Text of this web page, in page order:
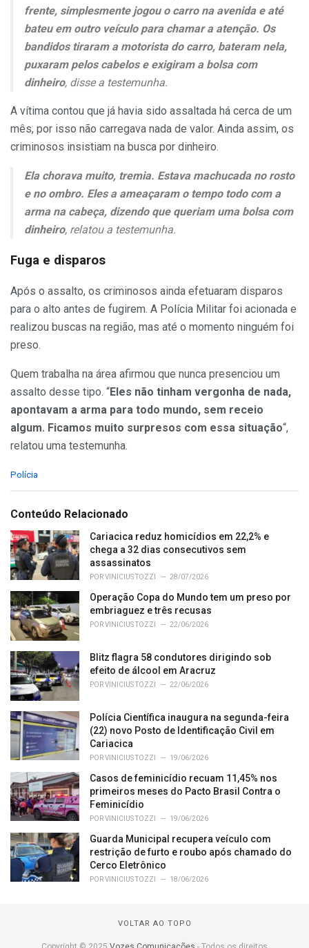
frente, simplesmente jogou o carro na avenida e até
bateu em outro veículo para chamar a atenção. Os
bandidos tiraram a motorista do carro, bateram nela,
puxaram pelos cabelos e exigiram a bolsa com
dinheiro, disse a testemunha.
A vítima contou que já havia sido assaltada há cerca de um
mês, por isso não carregava nada de valor. Ainda assim, os
criminosos insistiam na busca por dinheiro.
Ela chorava muito, tremia. Estava machucada no rosto
e no ombro. Eles a ameaçaram o tempo todo com a
arma na cabeça, dizendo que queriam uma bolsa com
dinheiro, relatou a testemunha.
Fuga e disparos
Após o assalto, os criminosos ainda efetuaram disparos
para o alto antes de fugirem. A Polícia Militar foi acionada e
realizou buscas na região, mas até o momento ninguém foi
preso.
Quem trabalha na área afirmou que nunca presenciou um
assalto desse tipo. “Eles não tinham vergonha de nada,
apontavam a arma para todo mundo, sem receio
algum. Ficamos muito surpresos com essa situação“,
relatou uma testemunha.
C
e
o
r
i
e
:
Polícia
Conteúdo Relacionado
Cariacica reduz homicídios em 22,2% e
chega a 32 dias consecutivos sem
assassinatos
PORVINICIUS TOZZI 28/07/2026
Operação Copa do Mundo tem um preso por
embriaguez e três recusas
PORVINICIUS TOZZI 22/06/2026
Blitz flagra 58 condutores dirigindo sob
efeito de álcool em Aracruz
PORVINICIUS TOZZI 22/06/2026
Polícia Científica inaugura na segunda-feira
(22) novo Posto de Identificação Civil em
Cariacica
PORVINICIUS TOZZI 19/06/2026
Casos de feminicídio recuam 11,45% nos
primeiros meses do Pacto Brasil Contra o
Feminicídio
PORVINICIUS TOZZI 19/06/2026
Guarda Municipal recupera veículo com
restrição de furto e roubo após chamado do
Cerco Eletrônico
PORVINICIUS TOZZI 18/06/2026
VOLTAR AO TOPO